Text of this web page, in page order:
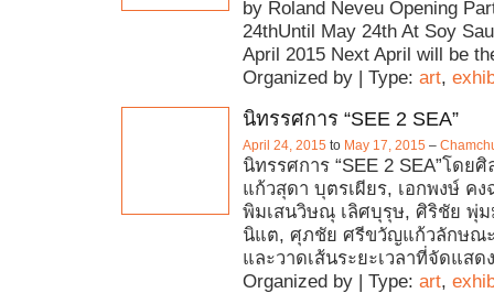
by Roland Neveu Opening
24thUntil May 24th At Soy
April 2015 Next April will be
Organized by | Type: art,
นิทรรศการ “SEE 2 SEA”
April 24, 2015 to May 17, 2015 –
นิทรรศการ “SEE 2 SEA”โดย
แก้วสุดา บุตรเผียร, เอกพงษ์ คง
พิมเสนวิษณุ เลิศบุรุษ, ศิริชัย พุ่
นิแต, ศุภชัย ศรีขวัญแก้วลักษณ
และวาดเส้นระยะเวลาที่จัดแสด
Organized by | Type: art,